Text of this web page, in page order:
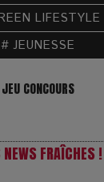
LIFESTYLE
# JEUNESSE
JEU CONCOURS
NEWS FRAÎCHES !